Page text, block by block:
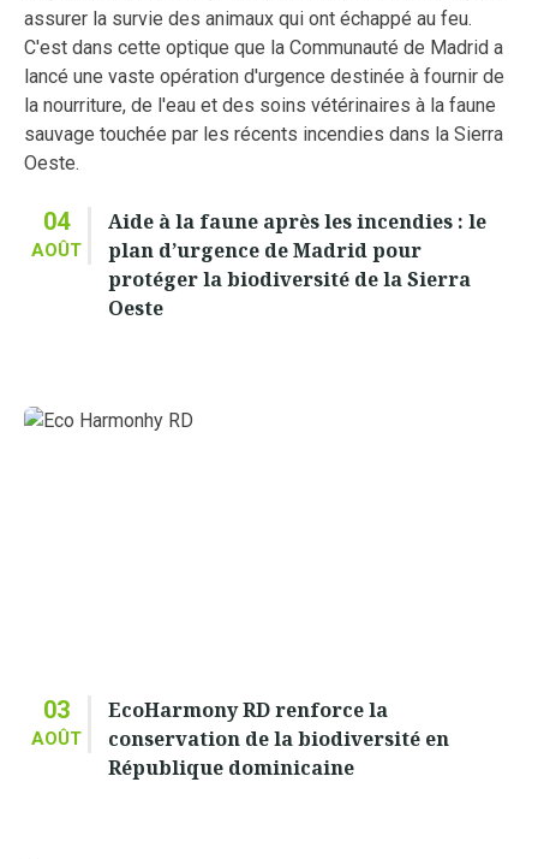
04
AOÛT
Aide à la faune après les incendies : le
plan d’urgence de Madrid pour
protéger la biodiversité de la Sierra
Oeste
03
AOÛT
EcoHarmony RD renforce la
conservation de la biodiversité en
République dominicaine